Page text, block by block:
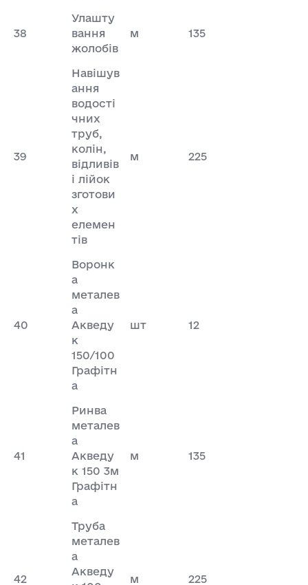
38
Улашту
вання
жолобів
м 135
39
Навішув
ання
водості
чних
труб,
колін,
відливів
і лійок
зготови
х
елемен
тів
м 225
40
Воронк
а
металев
а
Акведу
к
150/100
Графітн
а
шт 12
41
Ринва
металев
а
Акведу
к 150 3м
Графітн
а
м 135
42
Труба
металев
а
Акведу
м 225